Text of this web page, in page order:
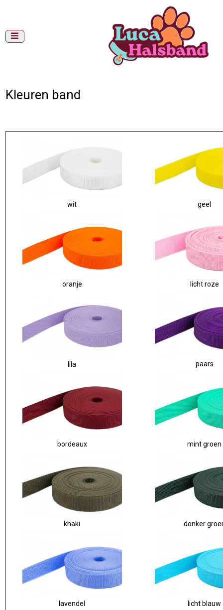
Gemiddelde levertijd: 3 tot 14 werkdagen
Gratis verzending (NL) vanaf €99,-
Vragen? Stuur een WhatsApp naar 06 22045423
Kleuren band
wit geel
oranje licht roze
lila paars
bordeaux mint groen
khaki donker
lavendel licht blauw